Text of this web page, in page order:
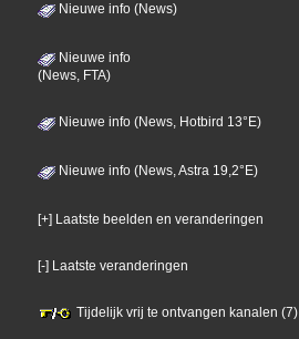
Nieuwe info (News)
Nieuwe info
(News, FTA)
Nieuwe info (News, Hotbird 13°E)
Nieuwe info (News, Astra 19,2°E)
[+] Laatste beelden en veranderingen
[-] Laatste veranderingen
Tijdelijk vrij te ontvangen kanalen (7)